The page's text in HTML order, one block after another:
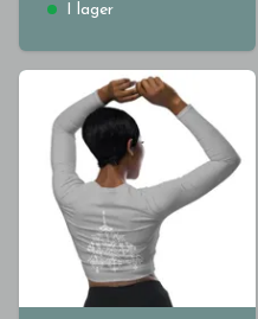
I lager